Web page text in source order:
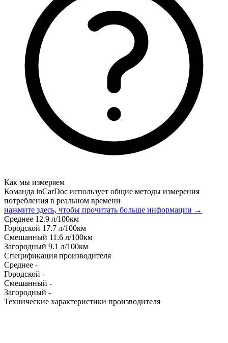
Как мы измеряем
Команда inCarDoc использует общие методы измерения
потребления в реальном времени
нажмите здесь, чтобы прочитать больше информации →
Среднее 12.9 л/100км
Городской 17.7 л/100км
Смешанный 11.6 л/100км
Загородный 9.1 л/100км
Спецификация производителя
Среднее -
Городской -
Смешанный -
Загородный -
Технические характеристики производителя